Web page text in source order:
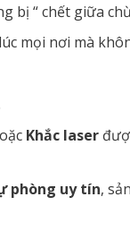
bị “ chết giữa
mọi nơi mà
Khắc laser
phòng uy tín,